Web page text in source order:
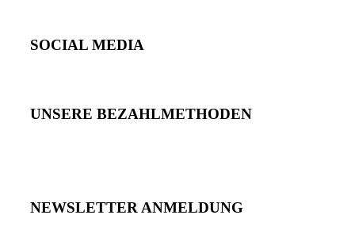
SOCIAL MEDIA
UNSERE BEZAHLMETHODEN
NEWSLETTER ANMELDUNG